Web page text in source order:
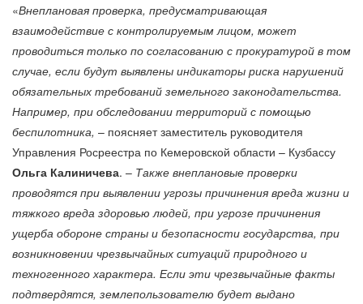
«Внеплановая проверка, предусматривающая
взаимодействие с контролируемым лицом, может
проводиться только по согласованию с прокуратурой в том
случае, если будут выявлены индикаторы риска нарушений
обязательных требований земельного законодательства.
Например, при обследовании территорий с помощью
беспилотника, – поясняет заместитель руководителя
Управления Росреестра по Кемеровской области – Кузбассу
Ольга Калиничева. – Также внеплановые проверки
проводятся при выявлении угрозы причинения вреда жизни и
тяжкого вреда здоровью людей, при угрозе причинения
ущерба обороне страны и безопасности государства, при
возникновении чрезвычайных ситуаций природного и
техногенного характера. Если эти чрезвычайные факты
подтвердятся, землепользователю будет выдано